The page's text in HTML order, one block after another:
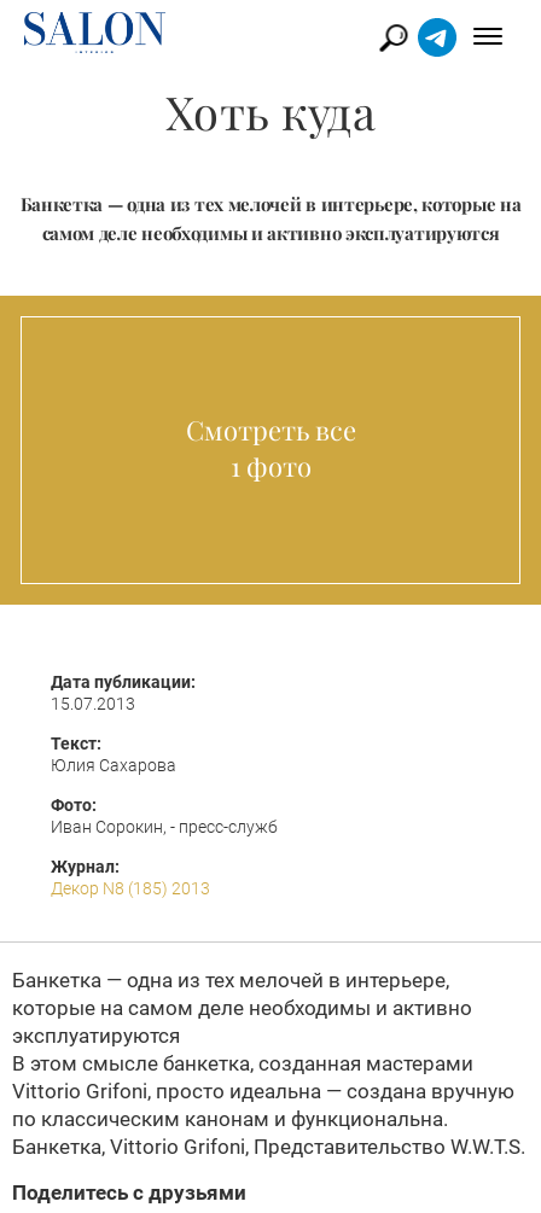
Хоть куда
Банкетка — одна из тех мелочей в интерьере, которые на
самом деле необходимы и активно эксплуатируются
Смотреть все
1 фото
Дата публикации:
15.07.2013
Текст:
Юлия Сахарова
Фото:
Иван Сорокин, - пресс-служб
Журнал:
Декор N8 (185) 2013
Банкетка — одна из тех мелочей в интерьере,
которые на самом деле необходимы и активно
эксплуатируются
В этом смысле банкетка, созданная мастерами
Vittorio Grifoni, просто идеальна — создана вручную
по классическим канонам и функциональна.
Банкетка, Vittorio Grifoni, Представительство W.W.T.S.
Поделитесь с друзьями